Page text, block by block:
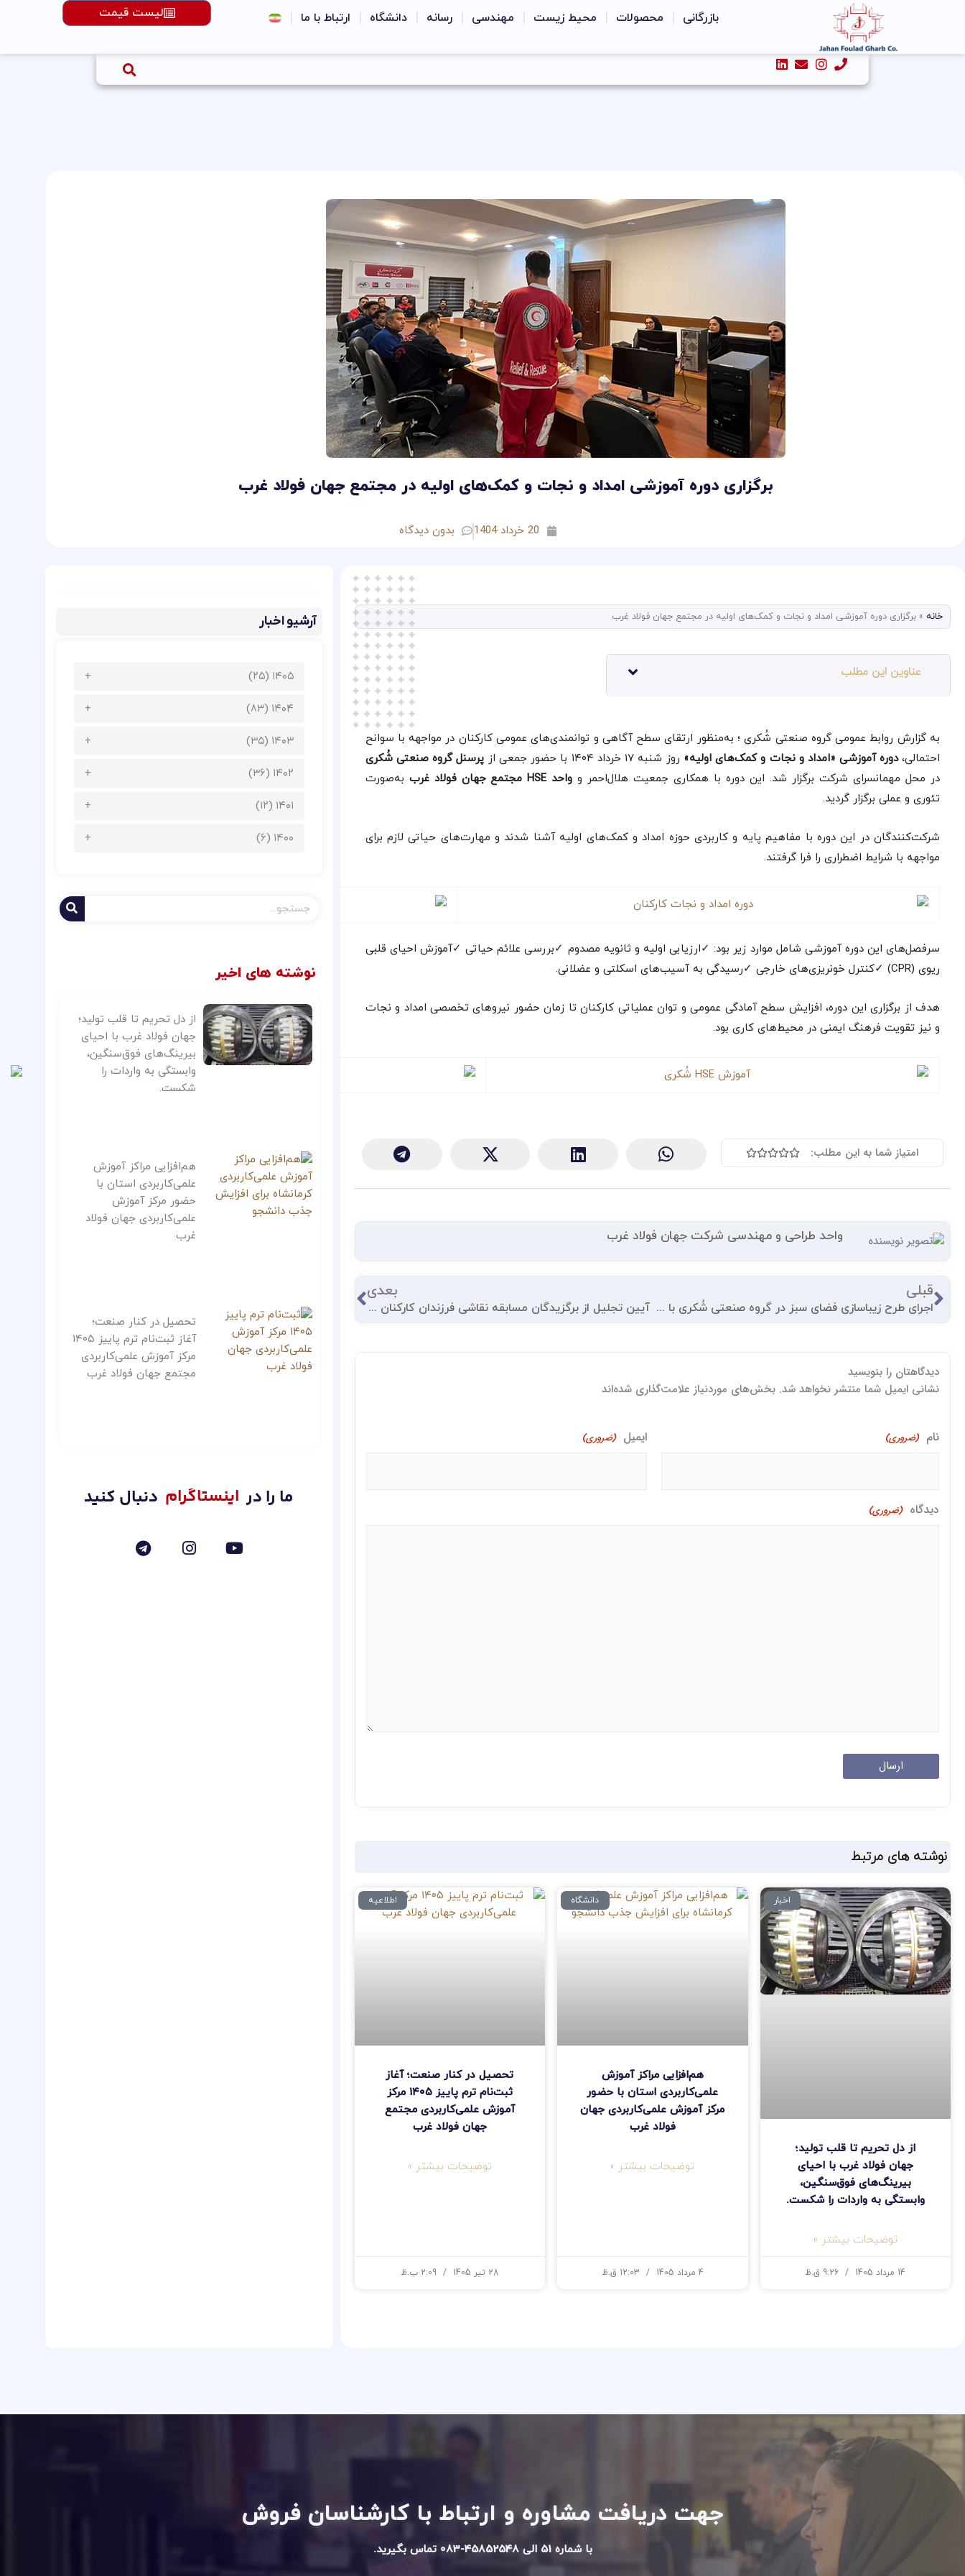
بازرگانی محصولات محیط زیست مهندسی رسانه دانشگاه ارتباط با ما لیست قیمت
برگزاری دوره آموزشی امداد و نجات و کمک‌های اولیه در مجتمع جهان فولاد غرب
20 خرداد 1404 بدون دیدگاه
خانه » برگزاری دوره آموزشی امداد و نجات و کمک‌های اولیه در مجتمع جهان فولاد غرب
عناوین این مطلب
به گزارش روابط عمومی گروه صنعتی شُکری ؛ به‌منظور ارتقای سطح آگاهی و توانمندی‌های عمومی کارکنان در مواجهه با سوانح
احتمالی،دوره آموزشی «امداد و نجات و کمک‌های اولیه» روز شنبه ۱۷ خرداد ۱۴۰۴ با حضور جمعی از
پرسنل گروه صنعتی شُکری
در محل مهمانسرای شرکت برگزار شد. این دوره با همکاری جمعیت هلال‌احمر و واحد HSE مجتمع جهان فولاد غرب
به‌صورت
تئوری و عملی برگزار گردید.
شرکت‌کنندگان در این دوره با مفاهیم پایه و کاربردی حوزه امداد و کمک‌های اولیه آشنا شدند و مهارت‌های حیاتی لازم برای
مواجهه با شرایط اضطراری را فرا گرفتند.
سرفصل‌های این دوره آموزشی شامل موارد زیر بود: ✓ارزیابی اولیه و ثانویه مصدوم ✓بررسی علائم حیاتی ✓آموزش احیای قلبی
ریوی (CPR) ✓کنترل خونریزی‌های خارجی ✓رسیدگی به آسیب‌های اسکلتی و عضلانی.
هدف از برگزاری این دوره، افزایش سطح آمادگی عمومی و توان عملیاتی کارکنان تا زمان حضور نیروهای تخصصی امداد و نجات
و نیز تقویت فرهنگ ایمنی در محیط‌های کاری بود.
امتیاز شما به این مطلب: 




امتیاز
واحد طراحی و مهندسی شرکت جهان فولاد غرب
قبلی
قبلی
اجرای طرح زیباسازی فضای سبز در گروه صنعتی شُکری با کاشت ۱۵۰۰ اصله نهال زینتی
بعدی
آیین تجلیل از برگزیدگان مسابقه نقاشی فرزندان کارکنان گروه صنعتی شُکری برگزار شد
بعدی
دیدگاهتان را بنویسید
نشانی ایمیل شما منتشر نخواهد شد. بخش‌های موردنیاز علامت‌گذاری شده‌اند
نام (ضروری)
اول
ایمیل (ضروری)
دیدگاه (ضروری)
نوشته های مرتبط
اخبار
از دل تحریم تا قلب تولید؛
جهان فولاد غرب با احیای
بیرینگ‌های فوق‌سنگین،
وابستگی به واردات را شکست.
توضیحات بیشتر »
14 مرداد 1405 9:26 ق.ظ
دانشگاه
هم‌افزایی مراکز آموزش
علمی‌کاربردی استان با حضور
مرکز آموزش علمی‌کاربردی جهان
فولاد غرب
توضیحات بیشتر »
4 مرداد 1405 12:03 ق.ظ
اطلاعیه
تحصیل در کنار صنعت؛ آغاز
ثبت‌نام ترم پاییز ۱۴۰۵ مرکز
آموزش علمی‌کاربردی مجتمع
جهان فولاد غرب
توضیحات بیشتر »
28 تیر 1405 2:09 ب.ظ
آرشیو اخبار
۱۴۰۵ (۲۵)
۱۴۰۴ (۸۳)
۱۴۰۳ (۳۵)
۱۴۰۲ (۳۶)
۱۴۰۱ (۱۲)
۱۴۰۰ (۶)
جستجو
نوشته های اخیر
از دل تحریم تا قلب تولید؛
جهان فولاد غرب با احیای
بیرینگ‌های فوق‌سنگین،
وابستگی به واردات را
شکست.
هم‌افزایی مراکز آموزش
علمی‌کاربردی استان با
حضور مرکز آموزش
علمی‌کاربردی جهان فولاد
غرب
تحصیل در کنار صنعت؛
آغاز ثبت‌نام ترم پاییز ۱۴۰۵
مرکز آموزش علمی‌کاربردی
مجتمع جهان فولاد غرب
ما را در اینستاگرام دنبال کنید
Y
o
I
n
T
e
جهت دریافت مشاوره و ارتباط با کارشناسان فروش
با شماره 51 الی 45852548-083 تماس بگیرید.